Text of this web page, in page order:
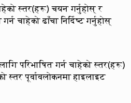
स्तर(हरू) चयन गर्नुहोस् र
चाहेको ढाँचा निर्दिष्ट गर्नुहोस्
परिभाषित गर्न चाहेको स्तर(हरू)
स्तर पूर्वावलोकनमा हाइलाइट